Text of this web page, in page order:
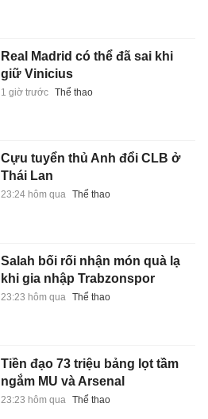
Real Madrid có thể đã sai khi
giữ Vinicius
1 giờ trước Thể thao
Cựu tuyển thủ Anh đổi CLB ở
Thái Lan
23:24 hôm qua Thể thao
Salah bối rối nhận món quà lạ
khi gia nhập Trabzonspor
23:23 hôm qua Thể thao
Tiền đạo 73 triệu bảng lọt tầm
ngắm MU và Arsenal
23:23 hôm qua Thể thao